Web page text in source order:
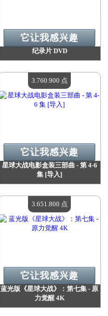
纪录片 DVD
现有数量：4
它让我感兴趣
星球大战电影盒装三部曲 - 第 4-6
集 [导入]
现有数量：4
它让我感兴趣
3.760.900 点
蓝光版《星球大战》：第七集 - 原
力觉醒 4K
它让我感兴趣
3.651.800 点